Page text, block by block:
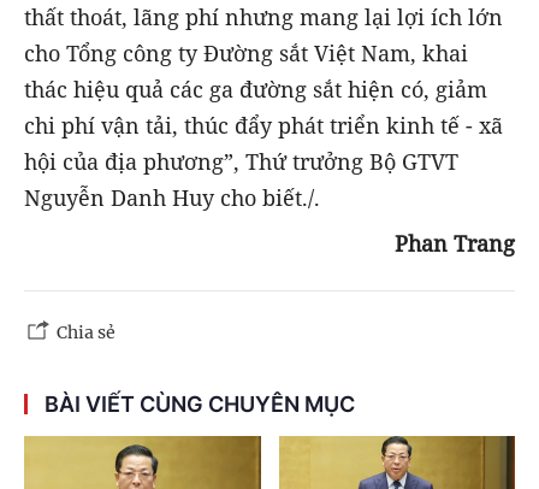
thất thoát, lãng phí nhưng mang lại lợi ích lớn
cho Tổng công ty Đường sắt Việt Nam, khai
thác hiệu quả các ga đường sắt hiện có, giảm
chi phí vận tải, thúc đẩy phát triển kinh tế - xã
hội của địa phương”, Thứ trưởng Bộ GTVT
Nguyễn Danh Huy cho biết./.
Phan Trang
Chia sẻ
BÀI VIẾT CÙNG CHUYÊN MỤC